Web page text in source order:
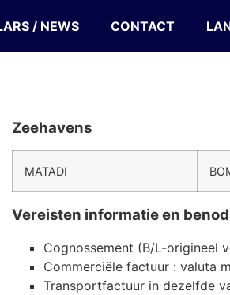
/ NEWS CONTACT
Zeehavens
MATADI
Vereisten informatie en
Cognossement (B/L-origineel
Commerciële factuur : valuta
Transportfactuur in dezelfde